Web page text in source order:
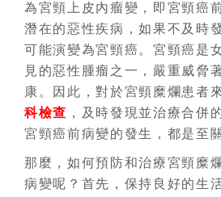
為宮頸上皮內瘤變，即宮頸癌
潛在的惡性疾病，如果不及時
可能演變為宮頸癌。宮頸癌是
見的惡性腫瘤之一，嚴重威脅
康。因此，對於宮頸糜爛患者
科檢查 ，及時發現並治療合併
宮頸癌前病變的發生，都是至
那麼，如何預防和治療宮頸糜
病變呢？首先，保持良好的生